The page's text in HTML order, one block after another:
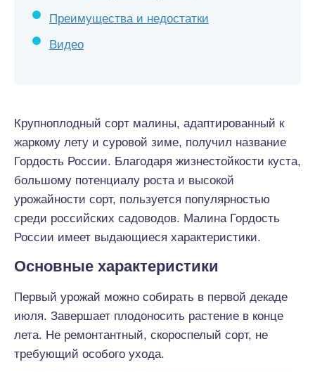
Преимущества и недостатки
Видео
Крупноплодный сорт малины, адаптированный к
жаркому лету и суровой зиме, получил название
Гордость России. Благодаря жизнестойкости куста,
большому потенциалу роста и высокой
урожайности сорт, пользуется популярностью
среди российских садоводов. Малина Гордость
России имеет выдающиеся характеристики.
Основные характеристики
Первый урожай можно собирать в первой декаде
июля. Завершает плодоносить растение в конце
лета. Не ремонтантный, скороспелый сорт, не
требующий особого ухода.